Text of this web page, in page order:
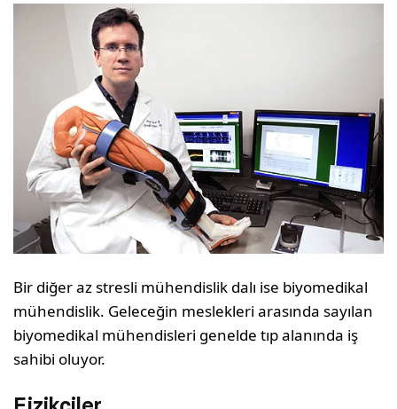
Bir diğer az stresli mühendislik dalı ise biyomedikal
mühendislik. Geleceğin meslekleri arasında sayılan
biyomedikal mühendisleri genelde tıp alanında iş
sahibi oluyor.